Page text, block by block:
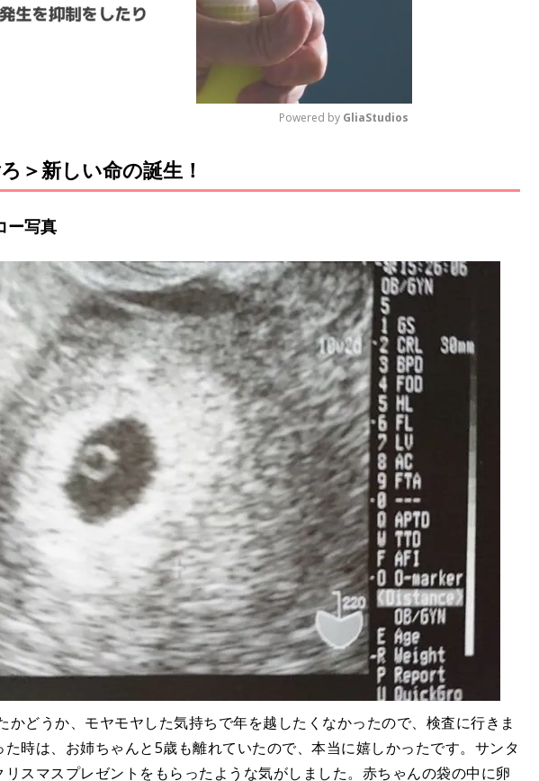
u
Powered by GliaStudios
＞新しい命の誕生！
ー写真
かどうか、モヤモヤした気持ちで年を越したくなかったので、検査に行きま
た時は、お姉ちゃんと5歳も離れていたので、本当に嬉しかったです。サンタ
リスマスプレゼントをもらったような気がしました。赤ちゃんの袋の中に卵